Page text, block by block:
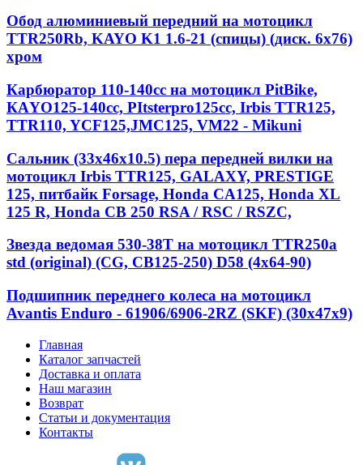
Обод алюминиевый передний на мотоцикл
TTR250Rb, KAYO K1 1.6-21 (спицы) (диск. 6x76)
хром
Карбюратор 110-140cc на мотоцикл PitBike,
КАYО125-140сс, РItstеrрrо125сс, Irbis TTR125,
TTR110, YCF125,JMC125, VM22 - Mikuni
Сальник (33х46х10.5) пера передней вилки на
мотоцикл Irbis TTR125, GALAXY, PRESTIGE
125, питбайк Forsage, Honda CA125, Honda XL
125 R, Honda CB 250 RSA / RSC / RSZC,
Звезда ведомая 530-38T на мотоцикл TTR250a
std (original) (CG, CB125-250) D58 (4x64-90)
Подшипник переднего колеса на мотоцикл
Avantis Enduro - 61906/6906-2RZ (SKF) (30x47x9)
Главная
Каталог запчастей
Доставка и оплата
Наш магазин
Возврат
Статьи и документация
Контакты